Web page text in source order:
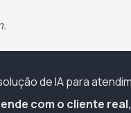
de IA para
com o cliente